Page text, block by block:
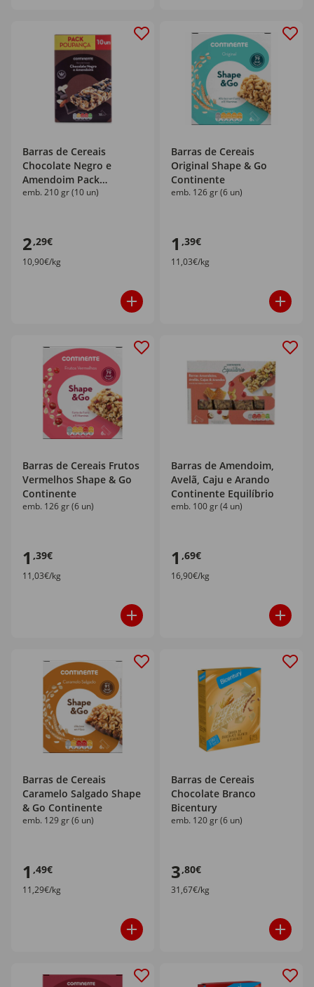
Barras de Cereais
Chocolate Negro e
Amendoim Pack
Poupança Continente
emb. 210 gr (10 un)
2,29€
10,90€/kg
Barras de Cereais
Original Shape & Go
Continente
emb. 126 gr (6 un)
1 ,39€
11,03€/kg
Barras de Cereais Frutos
Vermelhos Shape & Go
Continente
emb. 126 gr (6 un)
1 ,39€
11,03€/kg
Barras de Amendoim,
Avelã, Caju e Arando
Continente Equilíbrio
emb. 100 gr (4 un)
1 ,69€
16,90€/kg
Barras de Cereais
Caramelo Salgado Shape
& Go Continente
emb. 129 gr (6 un)
1 ,49€
11,29€/kg
Barras de Cereais
Chocolate Branco
Bicentury
emb. 120 gr (6 un)
3,80€
31,67€/kg